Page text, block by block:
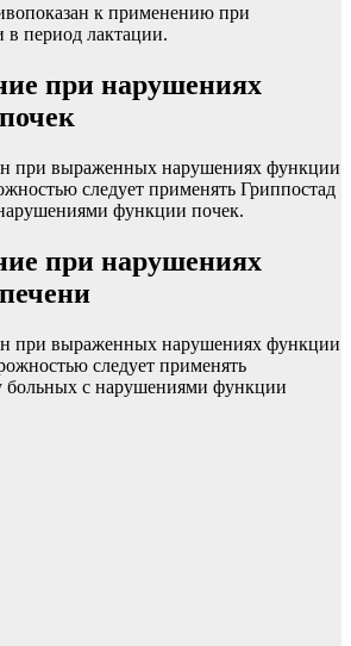
к применению при
в период лактации.
при нарушениях
при выраженных нарушениях функции
следует применять Гриппостад
функции почек.
при нарушениях
при выраженных нарушениях функции
следует применять
больных с нарушениями функции